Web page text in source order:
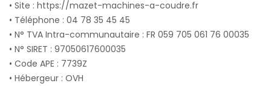
• Site : https://mazet-machines-a-coudre.fr
• Téléphone : 04 78 35 45 45
• N° TVA Intra-communautaire : FR 059 705 061 76 00035
• N° SIRET : 97050617600035
• Code APE : 7739Z
• Hébergeur : OVH